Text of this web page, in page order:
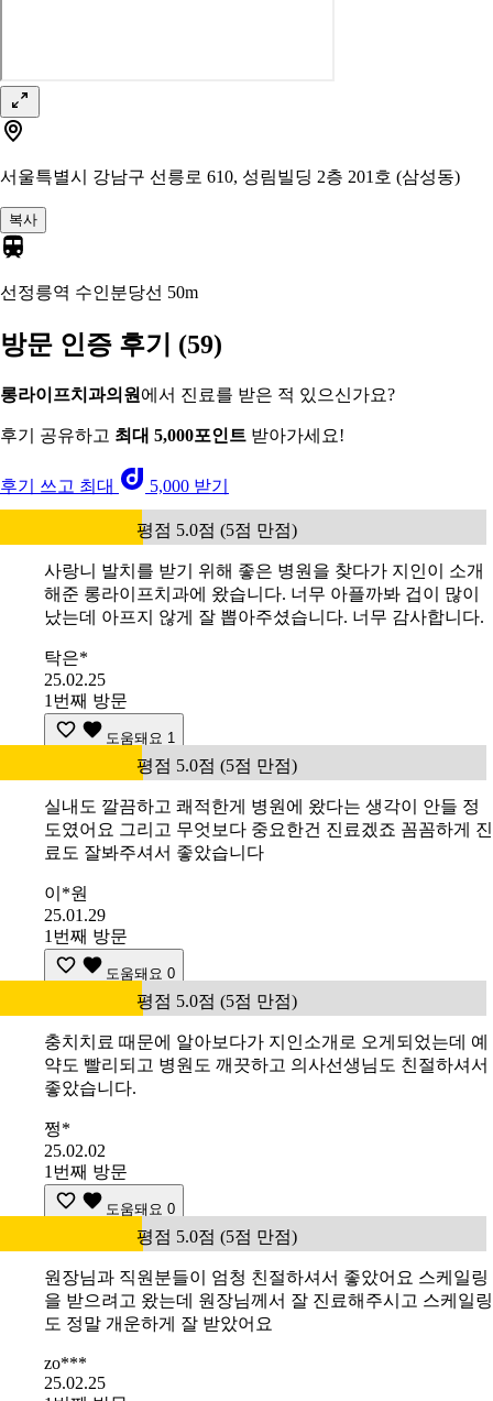
서울특별시 강남구 선릉로 610, 성림빌딩 2층 201호 (삼성동)
복사
선정릉역 수인분당선 50m
방문 인증 후기 (59)
롱라이프치과의원 에서 진료를 받은 적 있으신가요?
후기 공유하고 최대 5,000포인트 받아가세요!
후기 쓰고 최대 5,000 받기
평점 5.0점 (5점 만점)
사랑니 발치를 받기 위해 좋은 병원을 찾다가 지인이 소개
해준 롱라이프치과에 왔습니다. 너무 아플까봐 겁이 많이
났는데 아프지 않게 잘 뽑아주셨습니다. 너무 감사합니다.
탁은*
25.02.25
1번째 방문
도움돼요 1
평점 5.0점 (5점 만점)
실내도 깔끔하고 쾌적한게 병원에 왔다는 생각이 안들 정
도였어요 그리고 무엇보다 중요한건 진료겠죠 꼼꼼하게 진
료도 잘봐주셔서 좋았습니다
이*원
25.01.29
1번째 방문
도움돼요 0
평점 5.0점 (5점 만점)
충치치료 때문에 알아보다가 지인소개로 오게되었는데 예
약도 빨리되고 병원도 깨끗하고 의사선생님도 친절하셔서
좋았습니다.
쩡*
25.02.02
1번째 방문
도움돼요 0
평점 5.0점 (5점 만점)
원장님과 직원분들이 엄청 친절하셔서 좋았어요 스케일링
을 받으려고 왔는데 원장님께서 잘 진료해주시고 스케일링
도 정말 개운하게 잘 받았어요
zo***
25.02.25